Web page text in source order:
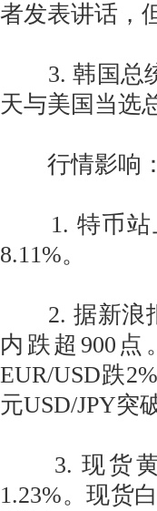
者发表讲话，
3. 韩国总统
天与美国当选
行情影响：
1. 特币站上
8.11%。
2. 据新浪报
内跌超900点
EUR/USD跌
元USD/JPY突
3. 现货黄
1.23%。现货